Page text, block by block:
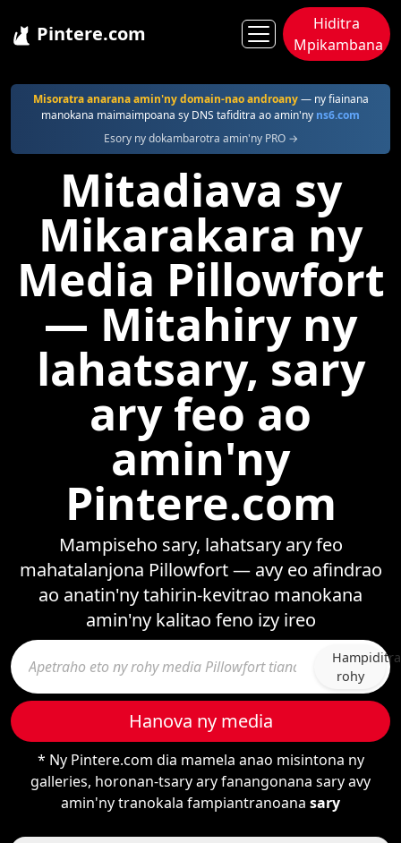
Pintere.com
Hiditra
Mpikambana
Misoratra anarana amin'ny domain-nao androany— ny fiainana
manokana maimaimpoana sy DNS tafiditra ao amin'ny ns6.com
Esory ny dokambarotra amin'ny PRO →
Mitadiava sy
Mikarakara ny
Media Pillowfort
— Mitahiry ny
lahatsary, sary
ary feo ao
amin'ny
Pintere.com
Mampiseho sary, lahatsary ary feo
mahatalanjona Pillowfort — avy eo afindrao
ao anatin'ny tahirin-kevitrao manokana
amin'ny kalitao feno izy ireo
Hampiditra
rohy
Hanova ny media
* Ny Pintere.com dia mamela anao misintona ny
galleries, horonan-tsary ary fanangonana sary avy
amin'ny tranokala fampiantranoana sary